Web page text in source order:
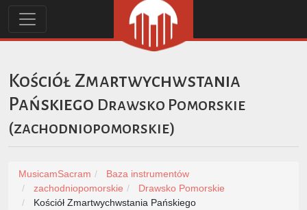
Kościół Zmartwychwstania
Pańskiego Drawsko Pomorskie
(zachodniopomorskie)
MusicamSacram
Baza instrumentów
zachodniopomorskie
Drawsko Pomorskie
Kościół Zmartwychwstania Pańskiego